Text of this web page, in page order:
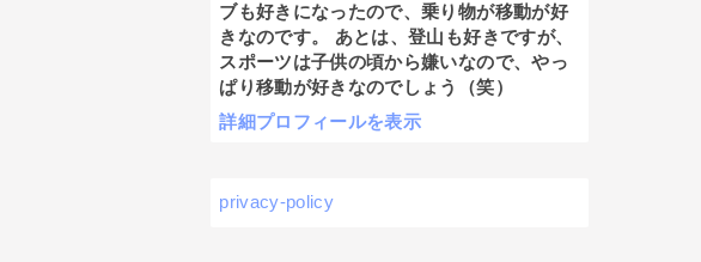
ブも好きになったので、乗り物が移動が好
きなのです。 あとは、登山も好きですが、
スポーツは子供の頃から嫌いなので、やっ
ぱり移動が好きなのでしょう（笑）
詳細プロフィールを表示
privacy-policy